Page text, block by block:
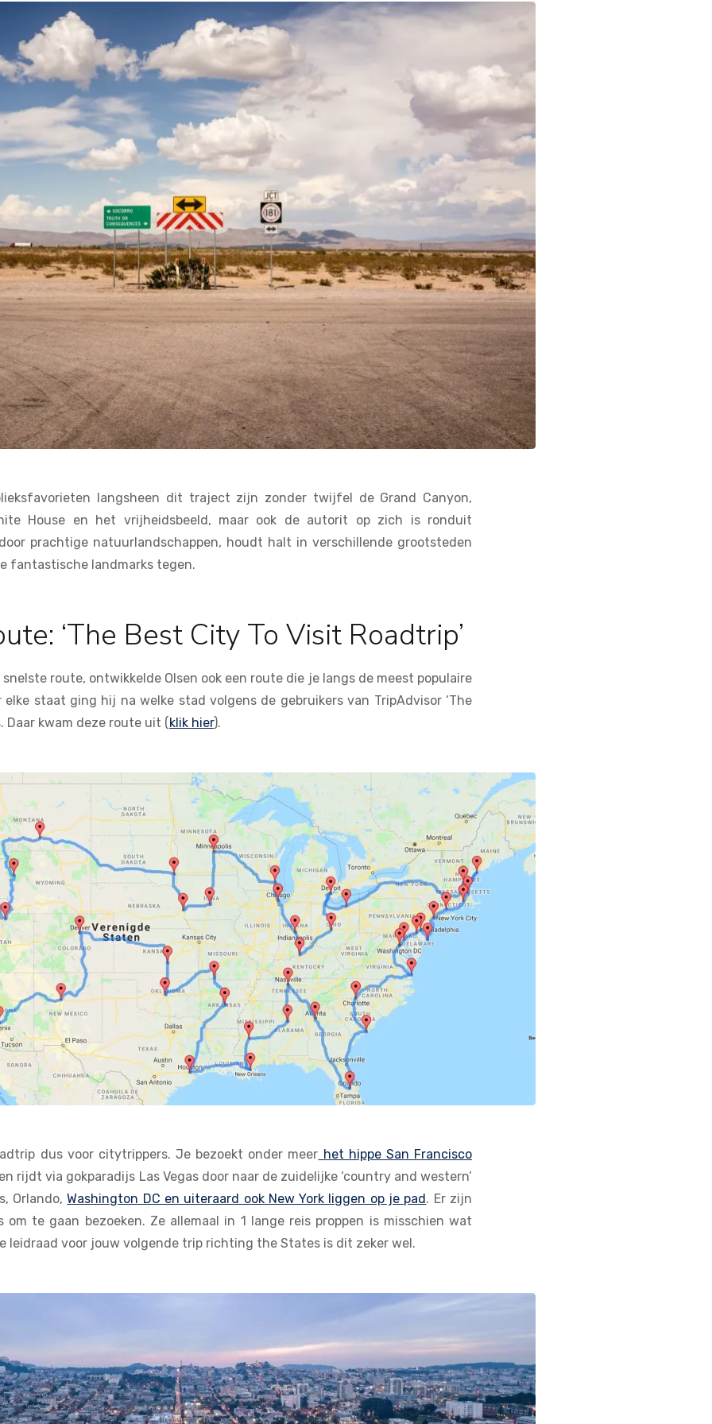
langsheen dit traject zijn zonder twijfel de Grand Canyon,
House en het vrijheidsbeeld, maar ook de autorit op zich is ronduit
prachtige natuurlandschappen, houdt halt in verschillende grootsteden
fantastische landmarks tegen.
‘The Best City To Visit Roadtrip’
route, ontwikkelde Olsen ook een route die je langs de meest populaire
elke staat ging hij na welke stad volgens de gebruikers van TripAdvisor ‘The
Daar kwam deze route uit (klik hier).
dus voor citytrippers. Je bezoekt onder meer het hippe San Francisco
rijdt via gokparadijs Las Vegas door naar de zuidelijke ‘country and western’
Orlando,Washington DC en uiteraard ook New York liggen op je pad. Er zijn
te gaan bezoeken. Ze allemaal in 1 lange reis proppen is misschien wat
leidraad voor jouw volgende trip richting the States is dit zeker wel.